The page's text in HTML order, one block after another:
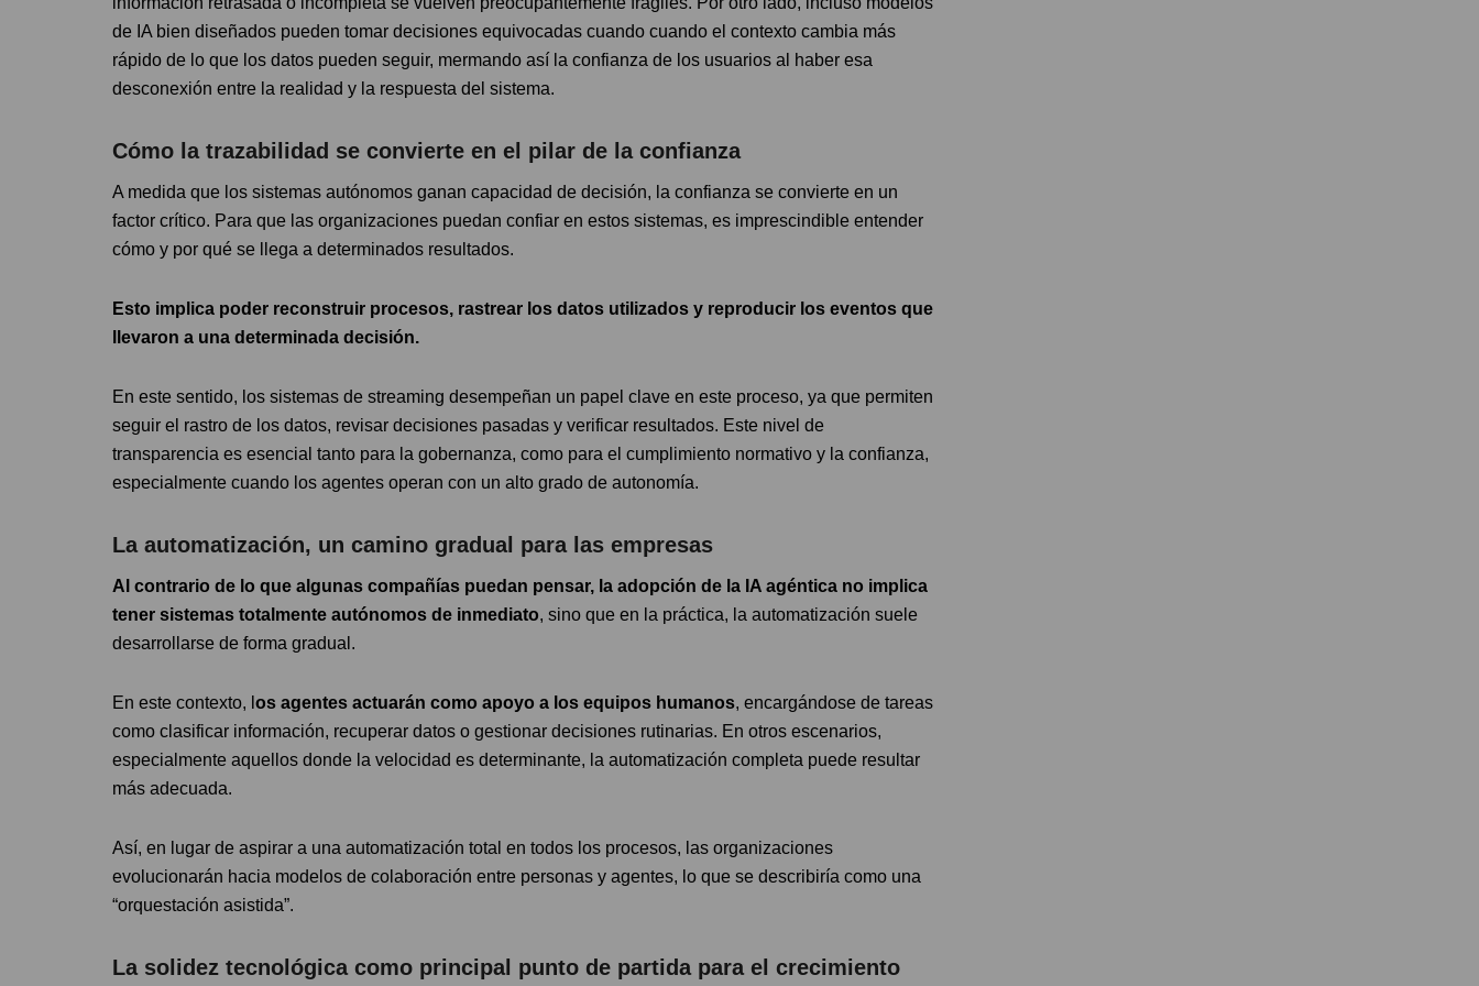
de IA bien diseñados pueden tomar decisiones equivocadas cuando cuando el contexto cambia más
rápido de lo que los datos pueden seguir, mermando así la confianza de los usuarios al haber esa
desconexión entre la realidad y la respuesta del sistema.
Cómo la trazabilidad se convierte en el pilar de la confianza
A medida que los sistemas autónomos ganan capacidad de decisión, la confianza se convierte en un
factor crítico. Para que las organizaciones puedan confiar en estos sistemas, es imprescindible entender
cómo y por qué se llega a determinados resultados.
Esto implica poder reconstruir procesos, rastrear los datos utilizados y reproducir los eventos que
llevaron a una determinada decisión.
En este sentido, los sistemas de streaming desempeñan un papel clave en este proceso, ya que permiten
seguir el rastro de los datos, revisar decisiones pasadas y verificar resultados. Este nivel de
transparencia es esencial tanto para la gobernanza, como para el cumplimiento normativo y la confianza,
especialmente cuando los agentes operan con un alto grado de autonomía.
La automatización, un camino gradual para las empresas
Al contrario de lo que algunas compañías puedan pensar, la adopción de la IA agéntica no implica
tener sistemas totalmente autónomos de inmediato, sino que en la práctica, la automatización suele
desarrollarse de forma gradual.
En este contexto, l os agentes actuarán como apoyo a los equipos humanos, encargándose de tareas
como clasificar información, recuperar datos o gestionar decisiones rutinarias. En otros escenarios,
especialmente aquellos donde la velocidad es determinante, la automatización completa puede resultar
más adecuada.
Así, en lugar de aspirar a una automatización total en todos los procesos, las organizaciones
evolucionarán hacia modelos de colaboración entre personas y agentes, lo que se describiría como una
“orquestación asistida”.
La solidez tecnológica como principal punto de partida para el crecimiento